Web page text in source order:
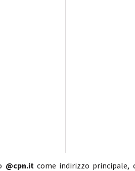
@cpn.itcome indirizzo principale,